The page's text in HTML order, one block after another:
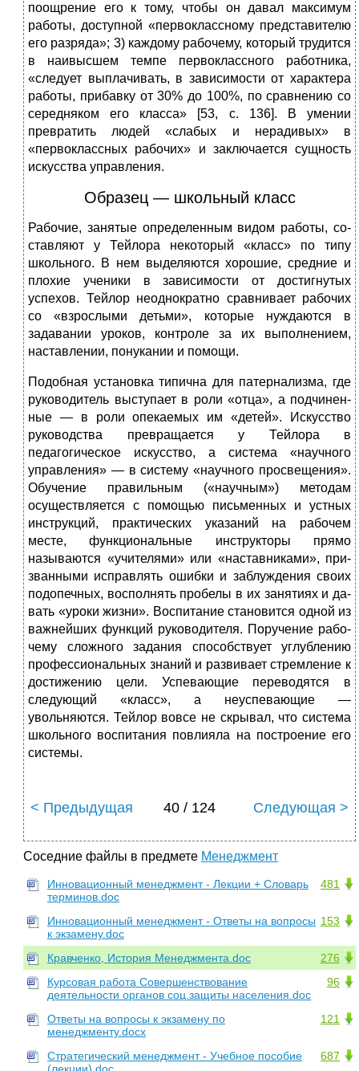
поощ­рение его к тому, чтобы он давал максимум
работы, дос­тупной «первоклассному представителю
его разряда»; 3) каждому рабочему, который трудится
в наивысшем темпе первоклассного работника,
«следует выплачивать, в зависимости от характера
работы, прибавку от 30% до 100%, по сравнению со
середняком его класса» [53, с. 136]. В умении
превратить людей «слабых и нерадивых» в
«первоклассных рабочих» и заключается сущность
ис­кусства управления.
Образец — школьный класс
Рабочие, занятые определенным видом работы, со­
ставляют у Тейлора некоторый «класс» по типу
школь­ного. В нем выделяются хорошие, средние и
плохие уче­ники в зависимости от достигнутых
успехов. Тейлор неоднократно сравнивает рабочих
со «взрослыми деть­ми», которые нуждаются в
задавании уроков, контроле за их выполнением,
наставлении, понукании и помощи.
Подобная установка типична для патернализма, где
руководитель выступает в роли «отца», а подчинен­
ные — в роли опекаемых им «детей». Искусство
руко­водства превращается у Тейлора в
педагогическое ис­кусство, а система «научного
управления» — в систему «научного просвещения».
Обучение правильным («на­учным») методам
осуществляется с помощью письмен­ных и устных
инструкций, практических указаний на рабочем
месте, функциональные инструкторы прямо
называются «учителями» или «наставниками», при­
званными исправлять ошибки и заблуждения своих
подопечных, восполнять пробелы в их занятиях и да­
вать «уроки жизни». Воспитание становится одной из
важнейших функций руководителя. Поручение рабо­
чему сложного задания способствует углублению
про­фессиональных знаний и развивает стремление к
до­стижению цели. Успевающие переводятся в
следующий «класс», а неуспевающие —
увольняются. Тейлор вовсе не скрывал, что система
школьного вос­питания повлияла на построение его
системы.
< Предыдущая 40 / 124 Следующая >
Соседние файлы в предмете Менеджмент
481
Инновационный менеджмент - Лекции + Словарь
терминов.doc
153
Инновационный менеджмент - Ответы на вопросы
к экзамену.doc
276
Кравченко, История Менеджмента.doc
96
Курсовая работа Совершенствование
деятельности органов соц.защиты населения.doc
121
Ответы на вопросы к экзамену по
менеджменту.docx
687
Стратегический менеджмент - Учебное пособие